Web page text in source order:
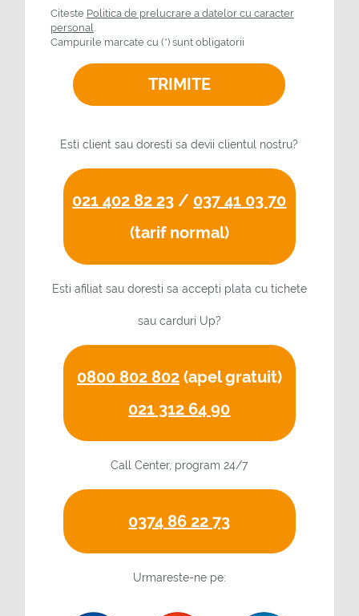
Citeste Politica de prelucrare a datelor cu caracter
personal.
Campurile marcate cu (*) sunt obligatorii
Esti client sau doresti sa devii clientul nostru?
021 402 82 23 / 037 41 03 70
(tarif normal)
Esti afiliat sau doresti sa accepti plata cu tichete
sau carduri Up?
0800 802 802(apel gratuit)
021 312 64 90
Call Center, program 24/7
0374 86 22 73
Urmareste-ne pe: